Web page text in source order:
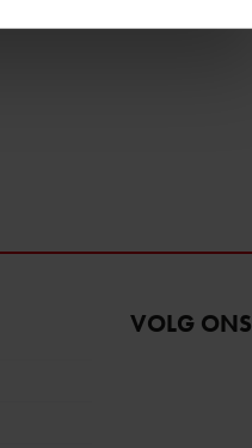
te bieden en om ons
VOLG ONS